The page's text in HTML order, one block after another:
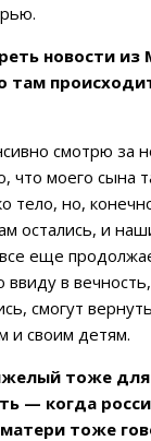
новости из
там
смотрю за
что моего сына
тело, но,
остались, и
еще
в
смогут
и своим детям.
тоже для
— когда
тоже